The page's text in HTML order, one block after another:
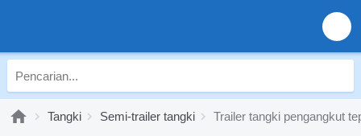
Tangki Semi-trailer tangki Trailer tangki pengangkut